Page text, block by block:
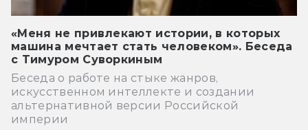
«Меня не привлекают истории, в которых
машина мечтает стать человеком». Беседа
с Тимуром Суворкиным
Беседа о работе на стыке жанров,
искусственном интеллекте и создании
альтернативной версии Российской
империи